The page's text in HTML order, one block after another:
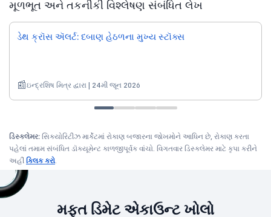
મૂળભૂત અને તકનીકી વિશ્લેષણ સંબંધિત લેખ
ડેથ ક્રૉસ ઍલર્ટ: દબાણ હેઠળના મુખ્ય સ્ટૉક્સ
ઇન્દ્રશિષ મિત્ર દ્વારા | 24મી જૂન 2026
ડિસ્ક્લેમર: સિક્યોરિટીઝ માર્કેટમાં રોકાણ બજારના જોખમોને આધિન છે, રોકાણ કરતા
પહેલાં તમામ સંબંધિત ડૉક્યૂમેન્ટ કાળજીપૂર્વક વાંચો. વિગતવાર ડિસ્ક્લેમર માટે કૃપા કરીને
અહીં ક્લિક કરો.
મફત ડિમેટ એકાઉન્ટ ખોલો